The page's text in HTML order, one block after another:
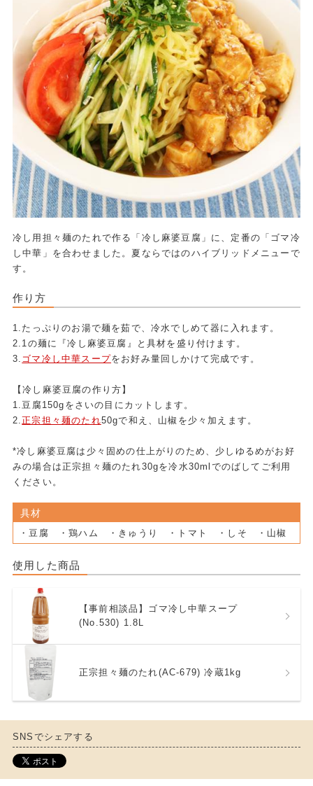
冷し用担々麺のたれで作る「冷し麻婆豆腐」に、定番の「ゴマ冷
し中華」を合わせました。夏ならではのハイブリッドメニューで
す。
作り方
1.たっぷりのお湯で麺を茹で、冷水でしめて器に入れます。
2.1の麺に『冷し麻婆豆腐』と具材を盛り付けます。
3. ゴマ冷し中華スープをお好み量回しかけて完成です。
【冷し麻婆豆腐の作り方】
1.豆腐150gをさいの目にカットします。
2.正宗担々麺のたれ50gで和え、山椒を少々加えます。
*冷し麻婆豆腐は少々固めの仕上がりのため、少しゆるめがお好
みの場合は正宗担々麺のたれ30gを冷水30mlでのばしてご利用
ください。
具材
・豆腐 ・鶏ハム ・きゅうり ・トマト ・しそ ・山椒
使用した商品
【事前相談品】ゴマ冷し中華スープ
(No.530) 1.8L
正宗担々麺のたれ(AC-679) 冷蔵1kg
SNSでシェアする